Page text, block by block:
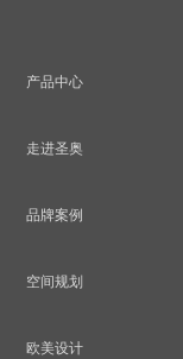
产品中心
走进圣奥
品牌案例
空间规划
欧美设计